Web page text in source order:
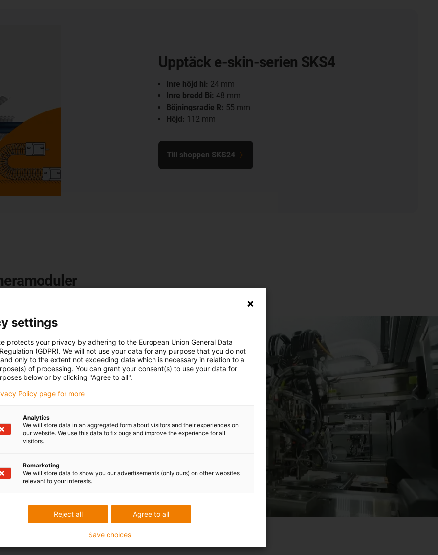
Upptäck e-skin-serien SKS4
Inre höjd hi: 24 mm
Inre bredd Bi: 48 mm
Böjningsradie R: 55 mm
Höjd: 112 mm
Till shoppen SKS24
(dator, kommunikation
dispenser för
och E6, som redan är
Nuförtiden kräver
teoretiskt sett en ännu
mobiltelefoner.
mobiltelefonkameror, för
hela modulen och
(YIELD) sjunker enormt.
energikedjan med andra
med denna lösning blev
inte öppnas för att
sönder mycket snabbt
uppstod de första
att systemet stannade.
hos Mingseal. Det unika
övre och ett undre skal,
styvhet, kompakthet
klass 1. Den kompakta e-
settings
protects your privacy by adhering to the European Union General Data
(GDPR). We will not use your data for any purpose that you do not
only to the extent not exceeding data which is necessary in relation to a
of processing. You can grant your consent(s) to use your data for
below or by clicking "Agree to all".
Policy page for more
Analytics
We will store data in an aggregated form about visitors and their experiences on
our website. We use this data to fix bugs and improve the experience for all
visitors.
Remarketing
We will store data to show you our advertisements (only ours) on other websites
relevant to your interests.
Agree to all
Reject all
Save choices